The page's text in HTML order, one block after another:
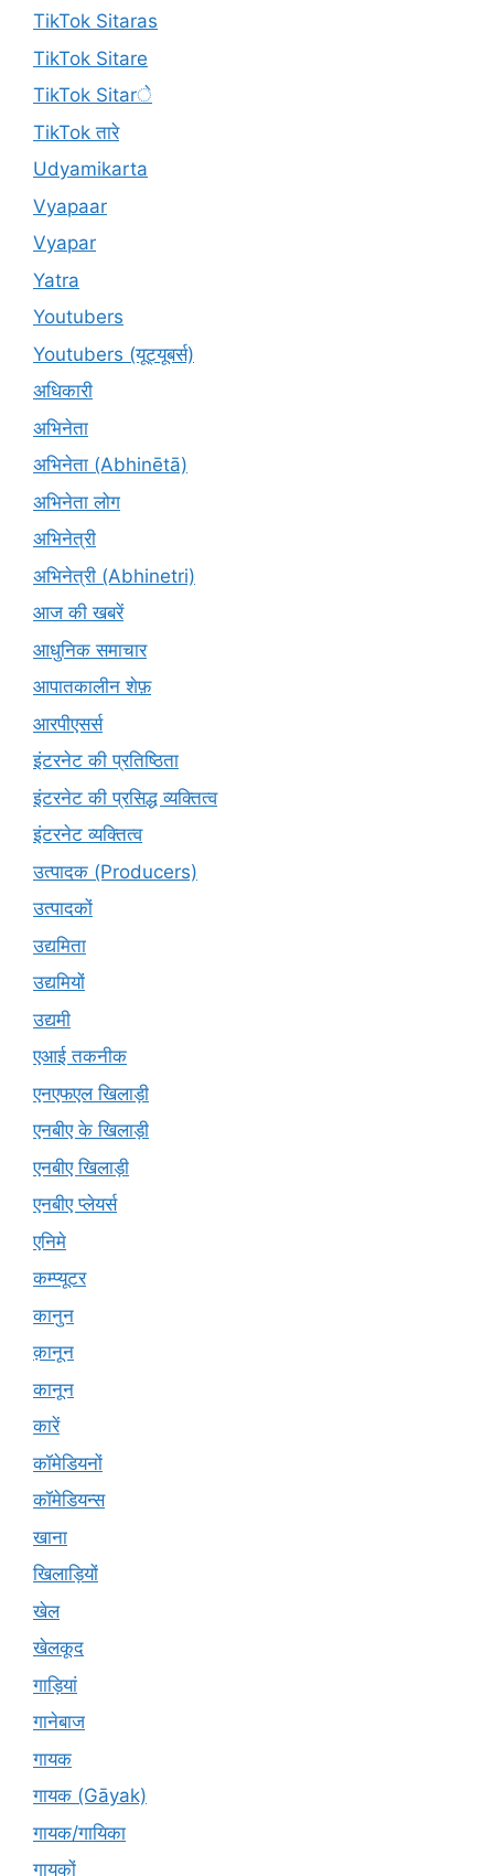
TikTok Sitaras
TikTok Sitare
TikTok Sitarे
TikTok तारे
Udyamikarta
Vyapaar
Vyapar
Yatra
Youtubers
Youtubers (यूट्यूबर्स)
अधिकारी
अभिनेता
अभिनेता (Abhinētā)
अभिनेता लोग
अभिनेत्री
अभिनेत्री (Abhinetri)
आज की खबरें
आधुनिक समाचार
आपातकालीन शेफ़
आरपीएसर्स
इंटरनेट की प्रतिष्ठिता
इंटरनेट की प्रसिद्ध व्यक्तित्व
इंटरनेट व्यक्तित्व
उत्पादक (Producers)
उत्पादकों
उद्यमिता
उद्यमियों
उद्यमी
एआई तकनीक
एनएफएल खिलाड़ी
एनबीए के खिलाड़ी
एनबीए खिलाड़ी
एनबीए प्लेयर्स
एनिमे
कम्प्यूटर
कानुन
क़ानून
कानून
कारें
कॉमेडियनों
कॉमेडियन्स
खाना
खिलाड़ियों
खेल
खेलकूद
गाड़ियां
गानेबाज
गायक
गायक (Gāyak)
गायक/गायिका
गायकों